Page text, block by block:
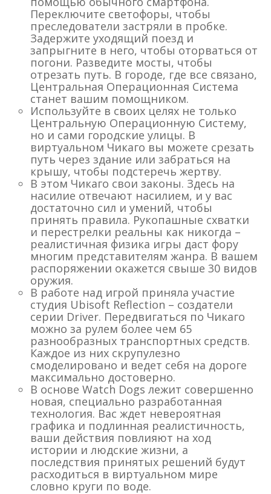
Переключите светофоры, чтобы
преследователи застряли в пробке.
Задержите уходящий поезд и
запрыгните в него, чтобы оторваться от
погони. Разведите мосты, чтобы
отрезать путь. В городе, где все связано,
Центральная Операционная Система
станет вашим помощником.
Используйте в своих целях не только
Центральную Операционную Систему,
но и сами городские улицы. В
виртуальном Чикаго вы можете срезать
путь через здание или забраться на
крышу, чтобы подстеречь жертву.
В этом Чикаго свои законы. Здесь на
насилие отвечают насилием, и у вас
достаточно сил и умений, чтобы
принять правила. Рукопашные схватки
и перестрелки реальны как никогда –
реалистичная физика игры даст фору
многим представителям жанра. В вашем
распоряжении окажется свыше 30 видов
оружия.
В работе над игрой приняла участие
студия Ubisoft Reflection – создатели
серии Driver. Передвигаться по Чикаго
можно за рулем более чем 65
разнообразных транспортных средств.
Каждое из них скрупулезно
смоделировано и ведет себя на дороге
максимально достоверно.
В основе Watch Dogs лежит совершенно
новая, специально разработанная
технология. Вас ждет невероятная
графика и подлинная реалистичность,
ваши действия повлияют на ход
истории и людские жизни, а
последствия принятых решений будут
расходиться в виртуальном мире
словно круги по воде.